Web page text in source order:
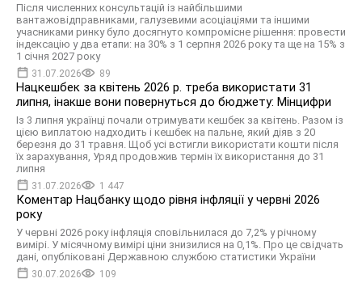
Після численних консультацій із найбільшими
вантажовідправниками, галузевими асоціаціями та іншими
учасниками ринку було досягнуто компромісне рішення: провести
індексацію у два етапи: на 30% з 1 серпня 2026 року та ще на 15% з
1 січня 2027 року
31.07.2026 89
Нацкешбек за квітень 2026 р. треба використати 31
липня, інакше вони повернуться до бюджету: Мінцифри
Із 3 липня українці почали отримувати кешбек за квітень. Разом із
цією виплатою надходить і кешбек на пальне, який діяв з 20
березня до 31 травня. Щоб усі встигли використати кошти після
їх зарахування, Уряд продовжив термін їх використання до 31
липня
31.07.2026 1 447
Коментар Нацбанку щодо рівня інфляції у червні 2026
року
У червні 2026 року інфляція сповільнилася до 7,2% у річному
вимірі. У місячному вимірі ціни знизилися на 0,1%. Про це свідчать
дані, опубліковані Державною службою статистики України
30.07.2026 109